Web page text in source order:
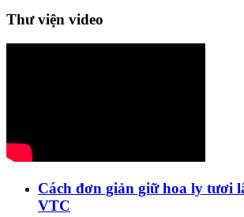
Thư viện video
Cách đơn giản giữ hoa ly tươi
VTC